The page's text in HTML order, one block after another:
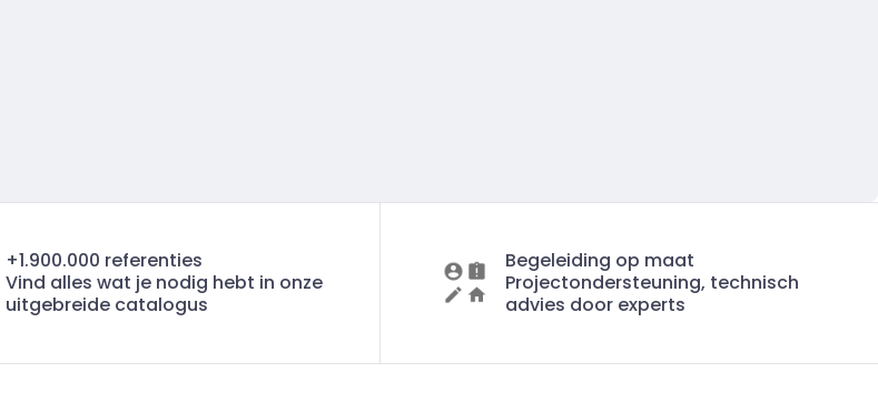
+1.900.000 referenties
Vind alles wat je nodig hebt in onze
uitgebreide catalogus
Begeleiding op maat
Projectondersteuning, technisch
advies door experts